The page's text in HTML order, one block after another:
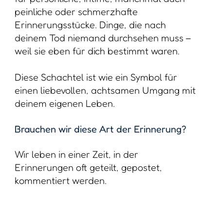
Doch teilst du die wirklich tiefen Momente
mit Gott und der Welt, wie man so schön
sagt?
Hier geht es um Momente, die dich
prägen, die dich vielleicht an eine Version
von dir selbst erinnern, die du längst
heraus du dich weiterentwickelt hast.
Und es sind Momente, die dich an
Menschen aus vergangenen Tagen
erinnern. Oft kennen diejenigen Menschen,